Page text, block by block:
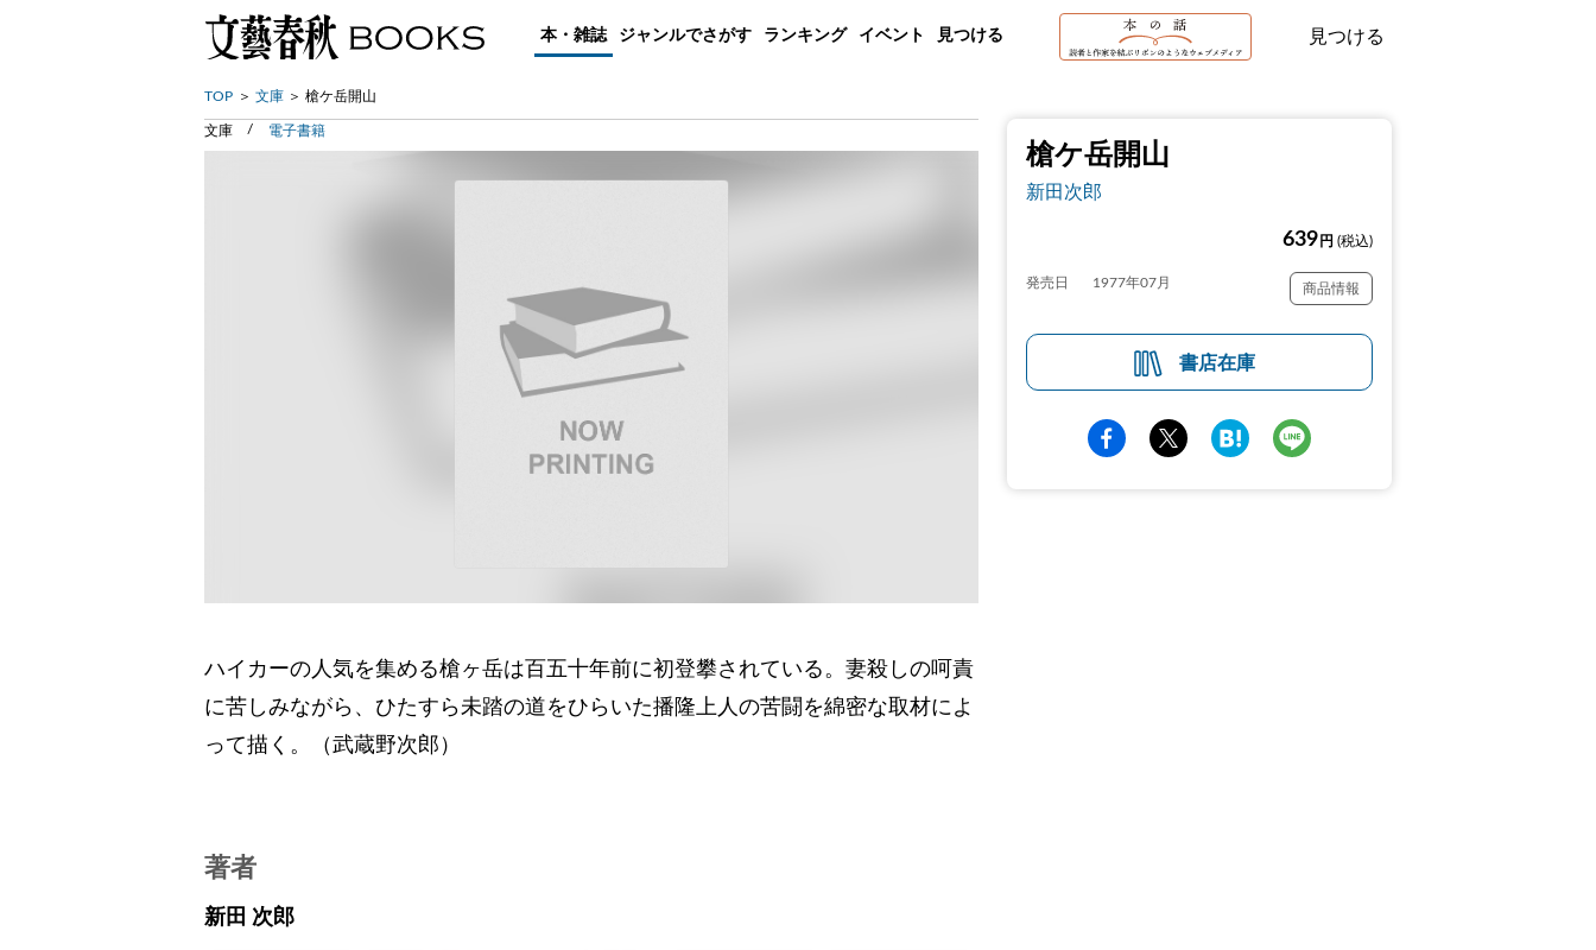
本・雑誌 ジャンルでさがす ランキング イベント 見つける 見つける
TOP 文庫 槍ケ岳開山
槍ケ岳開山
新田次郎
639 円 (税込)
発売日 1977年07月 商品情報
書店在庫
文庫 電子書籍
ハイカーの人気を集める槍ヶ岳は百五十年前に初登攀されている。妻殺しの呵責
に苦しみながら、ひたすら未踏の道をひらいた播隆上人の苦闘を綿密な取材によ
って描く。（武蔵野次郎）
著者
新田 次郎